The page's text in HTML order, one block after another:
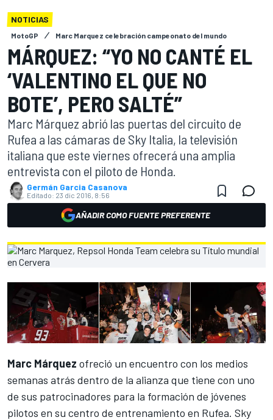
NOTICIAS
MotoGP Marc Marquez celebración campeonato del mundo
MÁRQUEZ: “YO NO CANTÉ EL
‘VALENTINO EL QUE NO
BOTE’, PERO SALTÉ”
Marc Márquez abrió las puertas del circuito de
Rufea a las cámaras de Sky Italia, la televisión
italiana que este viernes ofrecerá una amplia
entrevista con el piloto de Honda.
Germán Garcia Casanova
Editado: 23 dic 2016, 8:56
AÑADIR COMO FUENTE PREFERENTE
Marc Márquez ofreció un encuentro con los medios
semanas atrás dentro de la alianza que tiene con uno
de sus patrocinadores para la formación de jóvenes
pilotos en su centro de entrenamiento en Rufea. Sky